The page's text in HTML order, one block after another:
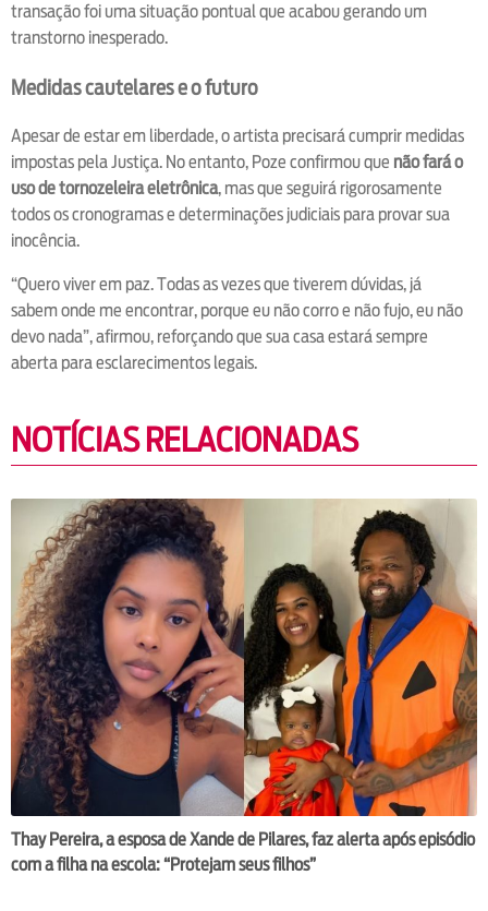
transação foi uma situação pontual que acabou gerando um
transtorno inesperado.
Medidas cautelares e o futuro
Apesar de estar em liberdade, o artista precisará cumprir medidas
impostas pela Justiça. No entanto, Poze confirmou que não fará o
uso de tornozeleira eletrônica, mas que seguirá rigorosamente
todos os cronogramas e determinações judiciais para provar sua
inocência.
“Quero viver em paz. Todas as vezes que tiverem dúvidas, já
sabem onde me encontrar, porque eu não corro e não fujo, eu não
devo nada”, afirmou, reforçando que sua casa estará sempre
aberta para esclarecimentos legais.
NOTÍCIAS RELACIONADAS
Thay Pereira, a esposa de Xande de Pilares, faz alerta após episódio
com a filha na escola: “Protejam seus filhos”